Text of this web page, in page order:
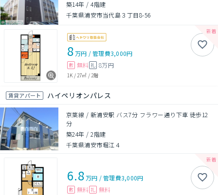
築14年 /4階建
千葉県浦安市当代島３丁目8-56
8万円 /管理費3,000円
敷 無料 礼 8万円
1K /27㎡ /2階
賃貸アパート ハイペリオンパレス
京葉線 / 新浦安駅 バス7分 フラワー通り下車 徒歩12
分
築24年 /2階建
千葉県浦安市堀江４
6.8万円 /管理費3,000円
敷 無料 礼 無料